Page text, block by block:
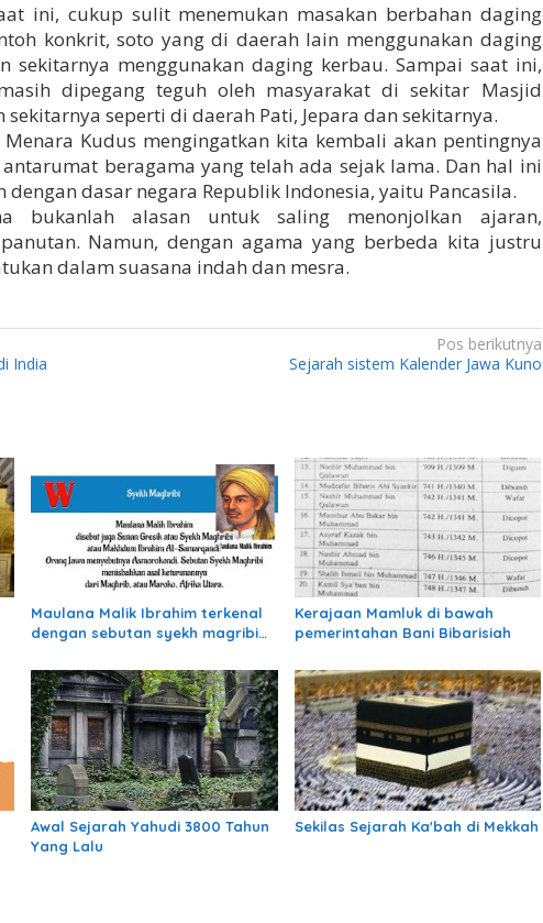
ini, cukup sulit menemukan masakan berbahan daging
konkrit, soto yang di daerah lain menggunakan daging
sekitarnya menggunakan daging kerbau. Sampai saat ini,
dipegang teguh oleh masyarakat di sekitar Masjid
sekitarnya seperti di daerah Pati, Jepara dan sekitarnya.
Kudus mengingatkan kita kembali akan pentingnya
beragama yang telah ada sejak lama. Dan hal ini
dengan dasar negara Republik Indonesia, yaitu Pancasila.
bukanlah alasan untuk saling menonjolkan ajaran,
Namun, dengan agama yang berbeda kita justru
dalam suasana indah dan mesra.
India
Pos berikutnya
Sejarah sistem Kalender Jawa Kuno
Maulana Malik Ibrahim terkenal
dengan sebutan syekh magribi
Kerajaan Mamluk di bawah
pemerintahan Bani Bibarisiah
Awal Sejarah Yahudi 3800 Tahun
Yang Lalu
Sekilas Sejarah Ka'bah di Mekkah